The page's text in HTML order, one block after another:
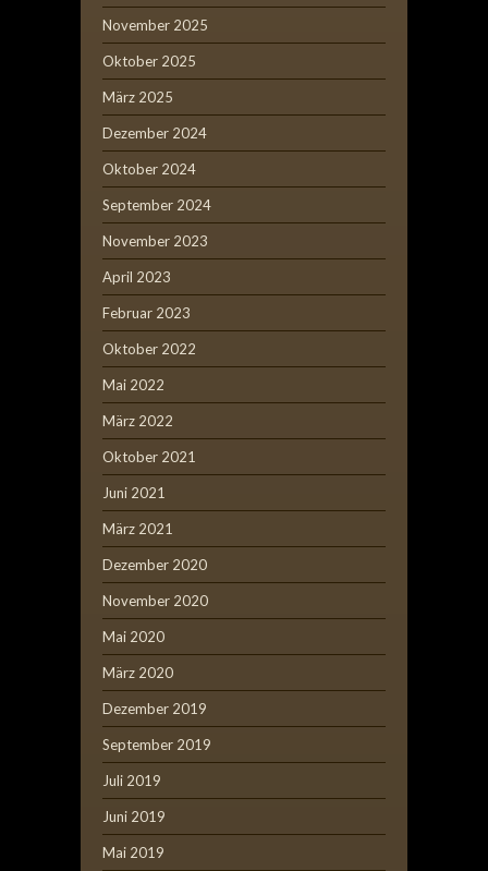
November 2025
Oktober 2025
März 2025
Dezember 2024
Oktober 2024
September 2024
November 2023
April 2023
Februar 2023
Oktober 2022
Mai 2022
März 2022
Oktober 2021
Juni 2021
März 2021
Dezember 2020
November 2020
Mai 2020
März 2020
Dezember 2019
September 2019
Juli 2019
Juni 2019
Mai 2019